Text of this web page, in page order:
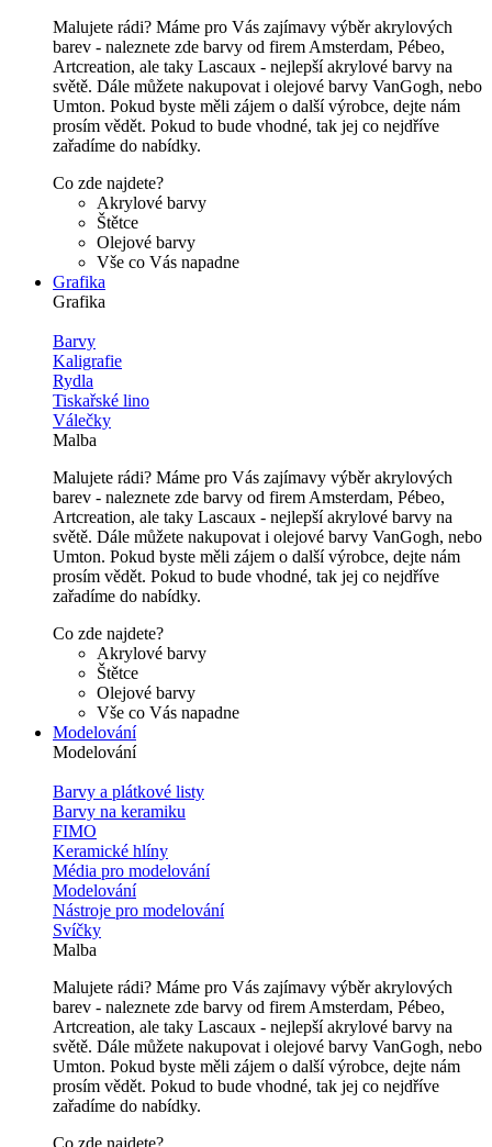
Malujete rádi? Máme pro Vás zajímavy výběr akrylových
barev - naleznete zde barvy od firem Amsterdam, Pébeo,
Artcreation, ale taky Lascaux - nejlepší akrylové barvy na
světě. Dále můžete nakupovat i olejové barvy VanGogh, nebo
Umton. Pokud byste měli zájem o další výrobce, dejte nám
prosím vědět. Pokud to bude vhodné, tak jej co nejdříve
zařadíme do nabídky.
Co zde najdete?
Akrylové barvy
Štětce
Olejové barvy
Vše co Vás napadne
Grafika
Grafika
Barvy
Kaligrafie
Rydla
Tiskařské lino
Válečky
Malba
Malujete rádi? Máme pro Vás zajímavy výběr akrylových
barev - naleznete zde barvy od firem Amsterdam, Pébeo,
Artcreation, ale taky Lascaux - nejlepší akrylové barvy na
světě. Dále můžete nakupovat i olejové barvy VanGogh, nebo
Umton. Pokud byste měli zájem o další výrobce, dejte nám
prosím vědět. Pokud to bude vhodné, tak jej co nejdříve
zařadíme do nabídky.
Co zde najdete?
Akrylové barvy
Štětce
Olejové barvy
Vše co Vás napadne
Modelování
Modelování
Barvy a plátkové listy
Barvy na keramiku
FIMO
Keramické hlíny
Média pro modelování
Modelování
Nástroje pro modelování
Svíčky
Malba
Malujete rádi? Máme pro Vás zajímavy výběr akrylových
barev - naleznete zde barvy od firem Amsterdam, Pébeo,
Artcreation, ale taky Lascaux - nejlepší akrylové barvy na
světě. Dále můžete nakupovat i olejové barvy VanGogh, nebo
Umton. Pokud byste měli zájem o další výrobce, dejte nám
prosím vědět. Pokud to bude vhodné, tak jej co nejdříve
zařadíme do nabídky.
Co zde najdete?